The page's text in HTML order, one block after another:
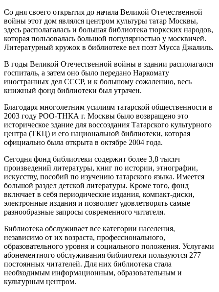
Со дня своего открытия до начала Великой Отечественной
войны этот дом являлся центром культуры татар Москвы,
здесь располагалась и большая библиотека тюркских народов,
которая пользовалась большой популярностью у москвичей.
Литературный кружок в библиотеке вел поэт Мусса Джалиль.
В годы Великой Отечественной войны в здании располагался
госпиталь, а затем оно было передано Наркомату
иностранных дел СССР, и к большому сожалению, весь
книжный фонд библиотеки был утрачен.
Благодаря многолетним усилиям татарской общественности в
2003 году РОО-ТНКА г. Москвы было возвращено это
историческое здание для воссоздания Татарского культурного
центра (ТКЦ) и его национальной библиотеки, которая
официально была открыта в октябре 2004 года.
Сегодня фонд библиотеки содержит более 3,8 тысяч
произведений литературы, книг по истории, этнографии,
искусству, пособий по изучению татарского языка. Имеется
большой раздел детской литературы. Кроме того, фонд
включает в себя периодические издания, компакт-диски,
электронные издания и позволяет удовлетворять самые
разнообразные запросы современного читателя.
Библиотека обслуживает все категории населения,
независимо от их возраста, профессионального,
образовательного уровня и социального положения. Услугами
абонементного обслуживания библиотеки пользуются 277
постоянных читателей. Для них библиотека стала
необходимым информационным, образовательным и
культурным центром.